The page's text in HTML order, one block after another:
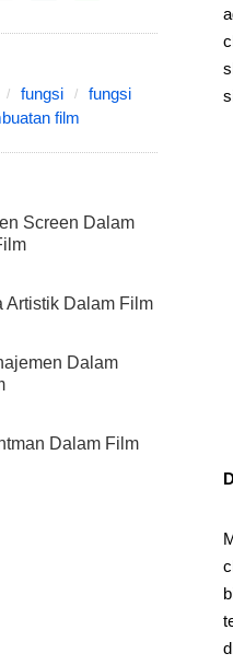
fungsi
fungsi
film
Screen Dalam
Artistik Dalam Film
Dalam
Dalam Film